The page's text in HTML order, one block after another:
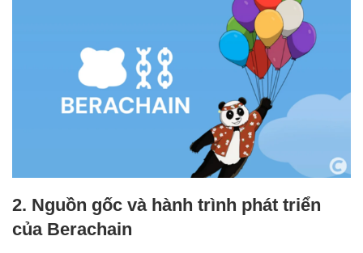
2. Nguồn gốc và hành trình phát triển
của Berachain